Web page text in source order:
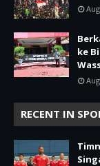
ke
RECENT IN